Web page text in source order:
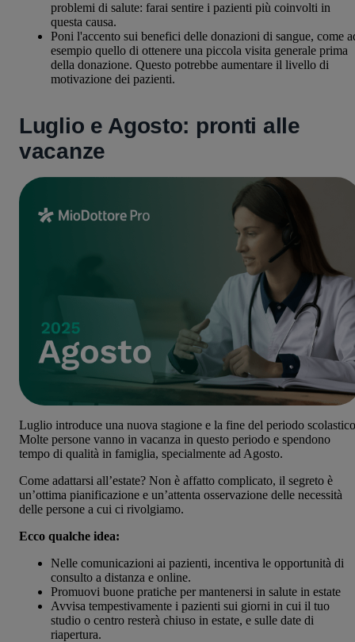
problemi di salute: farai sentire i pazienti più coinvolti in
questa causa.
Poni l'accento sui benefici delle donazioni di sangue, come
esempio quello di ottenere una piccola visita generale prima
della donazione. Questo potrebbe aumentare il livello di
motivazione dei pazienti.
Luglio e Agosto: pronti alle
vacanze
Luglio introduce una nuova stagione e la fine del periodo
Molte persone vanno in vacanza in questo periodo e spendono
tempo di qualità in famiglia, specialmente ad Agosto.
Come adattarsi all’estate? Non è affatto complicato, il segreto è
un’ottima pianificazione e un’attenta osservazione delle necessità
delle persone a cui ci rivolgiamo.
Ecco qualche idea:
Nelle comunicazioni ai pazienti, incentiva le opportunità di
consulto a distanza e online.
Promuovi buone pratiche per mantenersi in salute in estate
Avvisa tempestivamente i pazienti sui giorni in cui il tuo
studio o centro resterà chiuso in estate, e sulle date di
riapertura.